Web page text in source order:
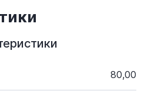
80,00